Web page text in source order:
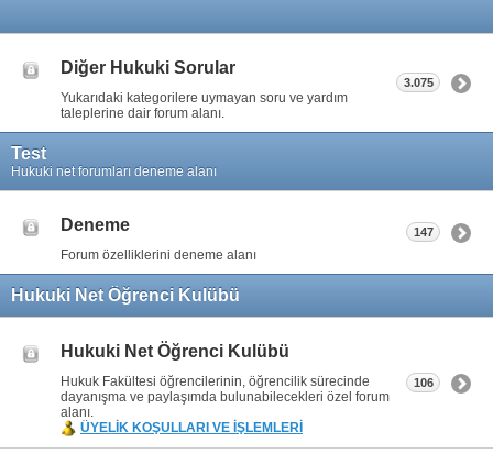
Diğer Hukuki Sorular
Yukarıdaki kategorilere uymayan soru ve yardım
taleplerine dair forum alanı.
3.075
Test
Hukuki net forumları deneme alanı
Deneme
Forum özelliklerini deneme alanı
147
Hukuki Net Öğrenci Kulübü
Hukuki Net Öğrenci Kulübü
Hukuk Fakültesi öğrencilerinin, öğrencilik sürecinde
dayanışma ve paylaşımda bulunabilecekleri özel forum
alanı.
ÜYELİK KOŞULLARI VE İŞLEMLERİ
106